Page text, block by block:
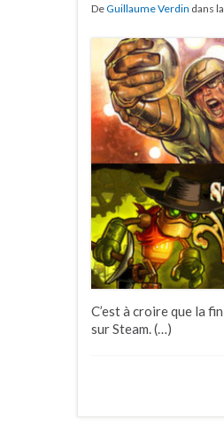
DeGuillaume Verdin dans
C’est à croire que la
sur Steam. (…)